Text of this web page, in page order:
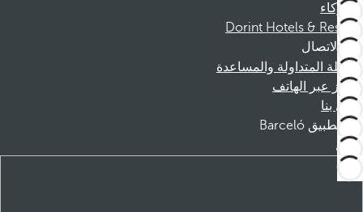
الشركاء
Dorint Hotels & Resorts
الاتصال
الأسئلة المتداولة والمساعدة
الحجز عبر الهاتف
اتصل بنا
تطبيق Barceló
تنزيل